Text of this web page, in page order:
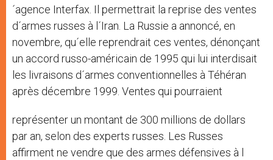
´agence Interfax. Il permettrait la reprise des ventes
d´armes russes à l´Iran. La Russie a annoncé, en
novembre, qu´elle reprendrait ces ventes, dénonçant
un accord russo-américain de 1995 qui lui interdisait
les livraisons d´armes conventionnelles à Téhéran
après décembre 1999. Ventes qui pourraient
représenter un montant de 300 millions de dollars
par an, selon des experts russes. Les Russes
affirment ne vendre que des armes défensives à l